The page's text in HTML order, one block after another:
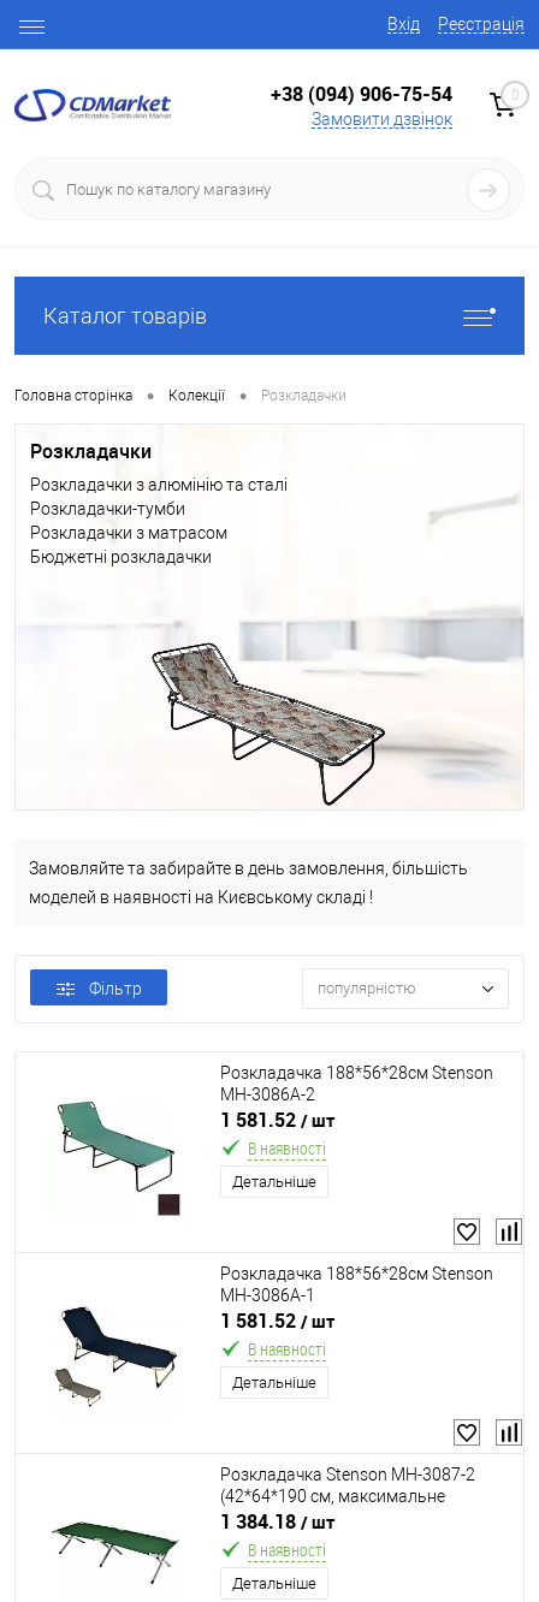
Вхід Реєстрація
+38 (094) 906-75-54
Замовити дзвінок
0
Каталог товарів
Головна сторінка • Колекції • Розкладачки
Розкладачки
Розкладачки з алюмінію та сталі
Розкладачки-тумби
Розкладачки з матрасом
Бюджетні розкладачки
Замовляйте та забирайте в день замовлення, більшість
моделей в наявності на Києвському складі !
Фільтр популярністю
Розкладачка 188*56*28см Stenson
MH-3086A-2
1 581.52 / шт
В наявності
Детальніше
Розкладачка 188*56*28см Stenson
MH-3086A-1
1 581.52 / шт
В наявності
Детальніше
Розкладачка Stenson MH-3087-2
(42*64*190 см, максимальне
навантаження до 100 кг, метал,
текстиль)
1 384.18 / шт
В наявності
Детальніше